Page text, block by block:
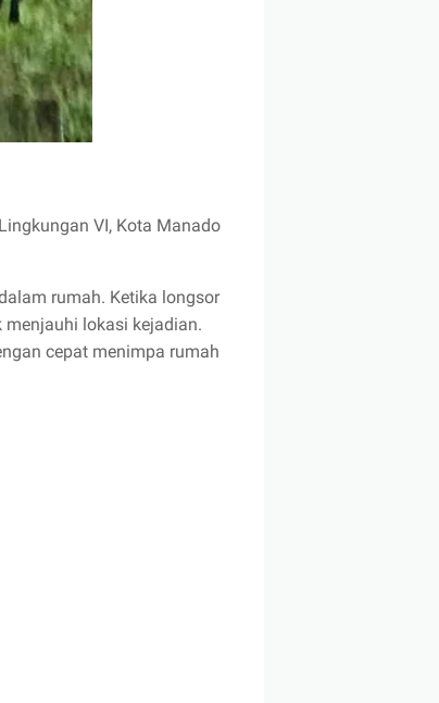
VI, Kota Manado
rumah. Ketika longsor
lokasi kejadian.
cepat menimpa rumah